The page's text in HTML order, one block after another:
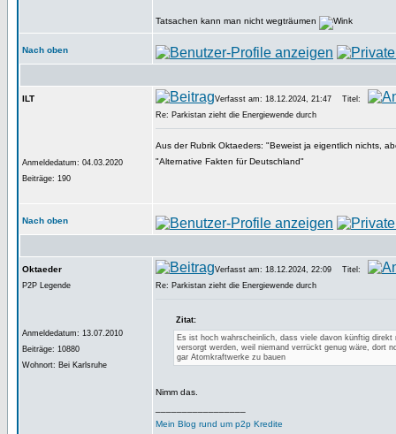
Tatsachen kann man nicht wegträumen
Nach oben
ILT
Anmeldedatum: 04.03.2020
Beiträge: 190
Verfasst am: 18.12.2024, 21:47
Titel:
Re: Parkistan zieht die Energiewende durch
Aus der Rubrik Oktaeders: "Beweist ja eigentlich nichts,
"Alternative Fakten für Deutschland"
Nach oben
Oktaeder
P2P Legende
Anmeldedatum: 13.07.2010
Beiträge: 10880
Wohnort: Bei Karlsruhe
Verfasst am: 18.12.2024, 22:09
Titel:
Re: Parkistan zieht die Energiewende durch
Zitat:
Es ist hoch wahrscheinlich, dass viele davon künftig direkt
versorgt werden, weil niemand verrückt genug wäre, dort
gar Atomkraftwerke zu bauen
Nimm das.
Mein Blog rund um p2p Kredite